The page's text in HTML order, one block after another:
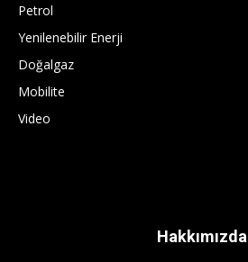
Petrol
Yenilenebilir Enerji
Doğalgaz
Mobilite
Video
Hakkımızda